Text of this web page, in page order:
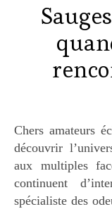
Chers amateurs éclairés, aujourd’hui, je vous invite à
découvrir
aux multiples
continuent
spécialiste des